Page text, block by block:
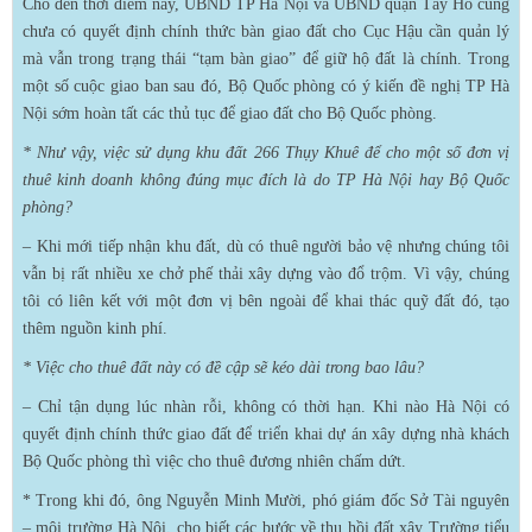
Cho đến thời điểm này, UBND TP Hà Nội và UBND quận Tây Hồ cũng
chưa có quyết định chính thức bàn giao đất cho Cục Hậu cần quản lý
mà vẫn trong trạng thái “tạm bàn giao” để giữ hộ đất là chính. Trong
một số cuộc giao ban sau đó, Bộ Quốc phòng có ý kiến đề nghị TP Hà
Nội sớm hoàn tất các thủ tục để giao đất cho Bộ Quốc phòng.
* Như vậy, việc sử dụng khu đất 266 Thụy Khuê để cho một số đơn vị
thuê kinh doanh không đúng mục đích là do TP Hà Nội hay Bộ Quốc
phòng?
– Khi mới tiếp nhận khu đất, dù có thuê người bảo vệ nhưng chúng tôi
vẫn bị rất nhiều xe chở phế thải xây dựng vào đổ trộm. Vì vậy, chúng
tôi có liên kết với một đơn vị bên ngoài để khai thác quỹ đất đó, tạo
thêm nguồn kinh phí.
* Việc cho thuê đất này có đề cập sẽ kéo dài trong bao lâu?
– Chỉ tận dụng lúc nhàn rỗi, không có thời hạn. Khi nào Hà Nội có
quyết định chính thức giao đất để triển khai dự án xây dựng nhà khách
Bộ Quốc phòng thì việc cho thuê đương nhiên chấm dứt.
* Trong khi đó, ông Nguyễn Minh Mười, phó giám đốc Sở Tài nguyên
– môi trường Hà Nội, cho biết các bước về thu hồi đất xây Trường tiểu